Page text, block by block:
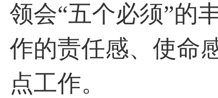
领会“五个必须”的
作的责任感、使命
点工作。